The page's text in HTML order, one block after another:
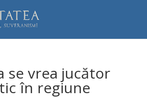
se vrea jucător
în regiune